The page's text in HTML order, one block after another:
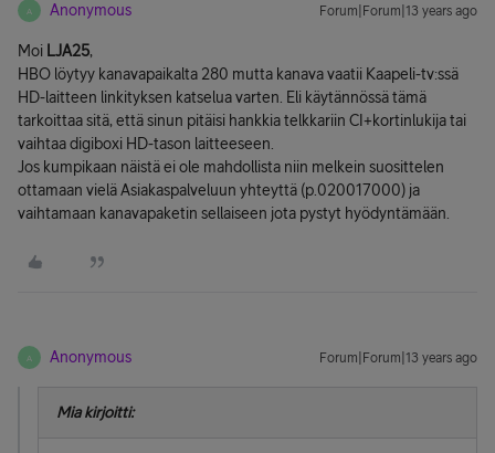
A Anonymous Forum|Forum|13 years ago
Moi LJA25,
HBO löytyy kanavapaikalta 280 mutta kanava vaatii Kaapeli-tv:ssä
HD-laitteen linkityksen katselua varten. Eli käytännössä tämä
tarkoittaa sitä, että sinun pitäisi hankkia telkkariin CI+kortinlukija tai
vaihtaa digiboxi HD-tason laitteeseen.
Jos kumpikaan näistä ei ole mahdollista niin melkein suosittelen
ottamaan vielä Asiakaspalveluun yhteyttä (p.020017000) ja
vaihtamaan kanavapaketin sellaiseen jota pystyt hyödyntämään.
A Anonymous Forum|Forum|13 years ago
Mia kirjoitti: